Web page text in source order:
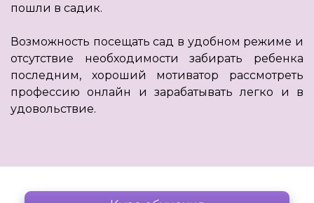
пошли в садик.
Возможность посещать сад в удобном режиме и
отсутствие необходимости забирать ребенка
последним, хороший мотиватор рассмотреть
профессию онлайн и зарабатывать легко и в
удовольствие.